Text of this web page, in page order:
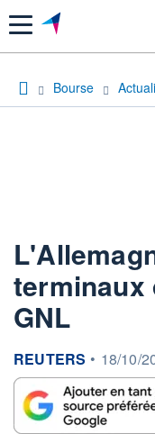
Menu
Bourse
terminaux
GNL
information fournie
REUTERS • 18/10/